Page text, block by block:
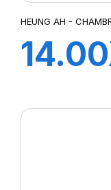
HEUNG AH -